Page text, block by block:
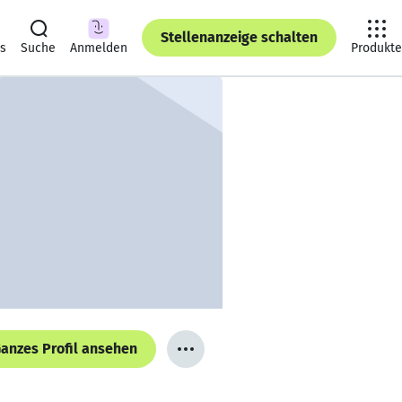
Suche Anmelden
Stellenanzeige schalten
Produkte
Profil ansehen